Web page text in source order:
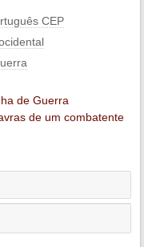
CEP
de Guerra
de um combatente